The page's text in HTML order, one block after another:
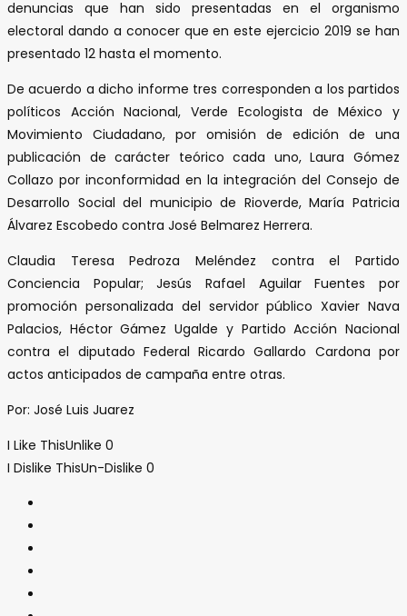
denuncias que han sido presentadas en el organismo
electoral dando a conocer que en este ejercicio 2019 se han
presentado 12 hasta el momento.
De acuerdo a dicho informe tres corresponden a los partidos
políticos Acción Nacional, Verde Ecologista de México y
Movimiento Ciudadano, por omisión de edición de una
publicación de carácter teórico cada uno, Laura Gómez
Collazo por inconformidad en la integración del Consejo de
Desarrollo Social del municipio de Rioverde, María Patricia
Álvarez Escobedo contra José Belmarez Herrera.
Claudia Teresa Pedroza Meléndez contra el Partido
Conciencia Popular; Jesús Rafael Aguilar Fuentes por
promoción personalizada del servidor público Xavier Nava
Palacios, Héctor Gámez Ugalde y Partido Acción Nacional
contra el diputado Federal Ricardo Gallardo Cardona por
actos anticipados de campaña entre otras.
Por: José Luis Juarez
I Like ThisUnlike 0
I Dislike ThisUn-Dislike 0